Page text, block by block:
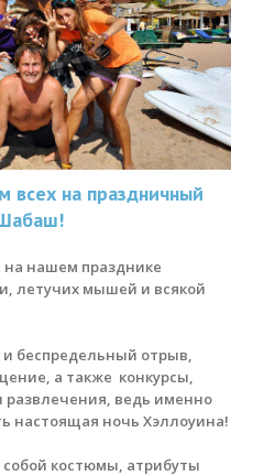
всех на праздничный
нашем празднике
летучих мышей и всякой
беспредельный отрыв,
а также конкурсы,
ведь именно
настоящая ночь Хэллоуина!
костюмы, атрибуты